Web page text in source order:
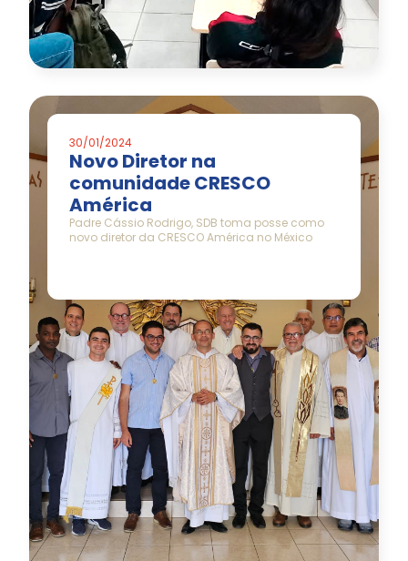
30/01/2024
Novo Diretor na
comunidade CRESCO
América
Padre Cássio Rodrigo, SDB toma posse como
novo diretor da CRESCO América no México